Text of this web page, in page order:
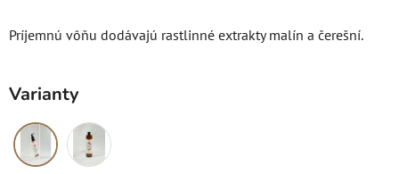
Príjemnú vôňu dodávajú rastlinné extrakty malín a čerešní.
Varianty